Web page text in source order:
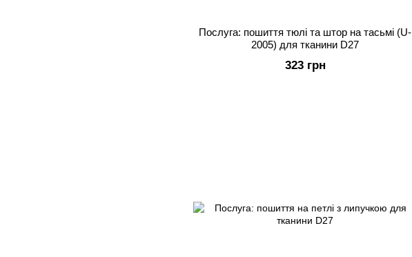
Послуга: пошиття тюлі та штор на тасьмі (U-
2005) для тканини D27
323 грн